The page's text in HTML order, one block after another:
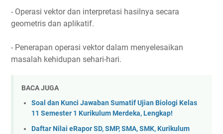
- Operasi vektor dan interpretasi hasilnya secara
geometris dan aplikatif.
- Penerapan operasi vektor dalam menyelesaikan
masalah kehidupan sehari-hari.
BACA JUGA
Soal dan Kunci Jawaban Sumatif Ujian Biologi Kelas
11 Semester 1 Kurikulum Merdeka, Lengkap!
Daftar Nilai eRapor SD, SMP, SMA, SMK, Kurikulum